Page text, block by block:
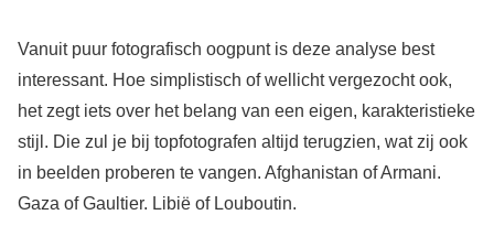
Vanuit puur fotografisch oogpunt is deze analyse best
interessant. Hoe simplistisch of wellicht vergezocht ook,
het zegt iets over het belang van een eigen, karakteristieke
stijl. Die zul je bij topfotografen altijd terugzien, wat zij ook
in beelden proberen te vangen. Afghanistan of Armani.
Gaza of Gaultier. Libië of Louboutin.